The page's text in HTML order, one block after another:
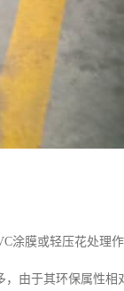
涂膜或轻压花处理
由于其环保属性相